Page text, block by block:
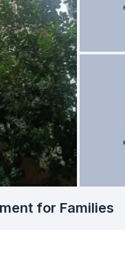
for Families